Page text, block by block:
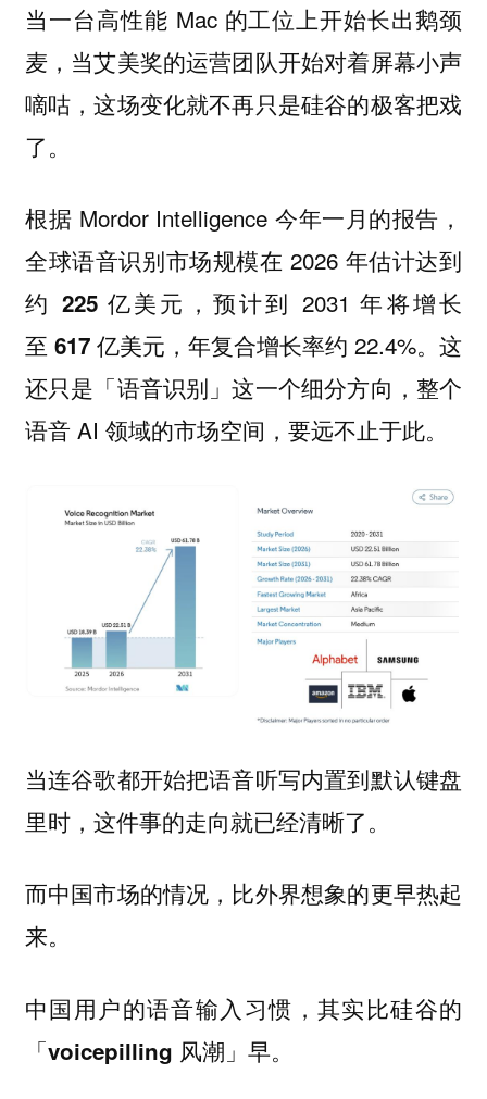
当一台高性能 Mac 的工位上开始长出鹅颈
麦，当艾美奖的运营团队开始对着屏幕小声
嘀咕，这场变化就不再只是硅谷的极客把戏
了。
根据 Mordor Intelligence 今年一月的报告，
全球语音识别市场规模在 2026 年估计达到
约 225 亿美元 ，预计到 2031 年将增长
至 617 亿美元 ，年复合增长率约 22.4%。这
还只是「语音识别」这一个细分方向，整个
语音 AI 领域的市场空间，要远不止于此。
当连谷歌都开始把语音听写内置到默认键盘
里时，这件事的走向就已经清晰了。
而中国市场的情况，比外界想象的更早热起
来。
中国用户的语音输入习惯，其实比硅谷的
「voicepilling 风潮」早。